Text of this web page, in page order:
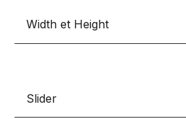
Width et Height
Slider